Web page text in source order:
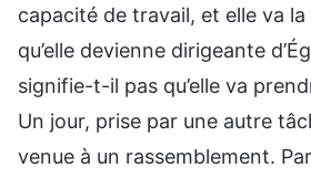
capacité de travail, et elle va
qu’elle devienne dirigeante
signifie-t-il pas qu’elle va
Un jour, prise par une autre
venue à un rassemblement.